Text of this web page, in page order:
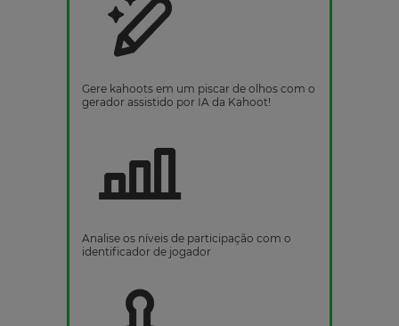
Gere kahoots em um piscar de olhos com o
gerador assistido por IA da Kahoot!
Analise os níveis de participação com o
identificador de jogador